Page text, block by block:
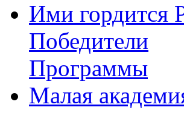
Ими гордится
Победители
Программы
Малая